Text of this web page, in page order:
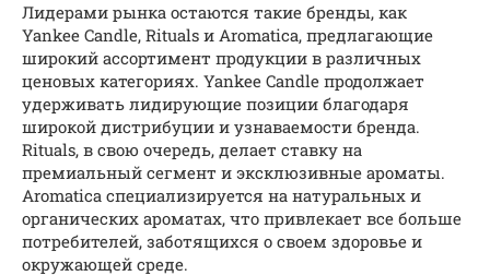
Лидерами рынка остаются такие бренды, как
Yankee Candle, Rituals и Aromatica, предлагающие
широкий ассортимент продукции в различных
ценовых категориях. Yankee Candle продолжает
удерживать лидирующие позиции благодаря
широкой дистрибуции и узнаваемости бренда.
Rituals, в свою очередь, делает ставку на
премиальный сегмент и эксклюзивные ароматы.
Aromatica специализируется на натуральных и
органических ароматах, что привлекает все больше
потребителей, заботящихся о своем здоровье и
окружающей среде.